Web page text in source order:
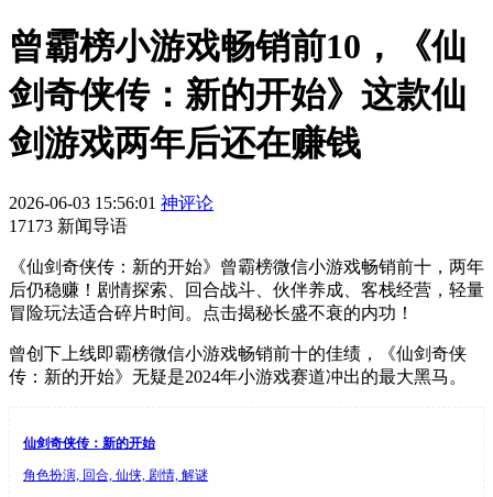
曾霸榜小游戏畅销前10，《仙
剑奇侠传：新的开始》这款仙
剑游戏两年后还在赚钱
2026-06-03 15:56:01 神评论
17173 新闻导语
《仙剑奇侠传：新的开始》曾霸榜微信小游戏畅销前十，两年
后仍稳赚！剧情探索、回合战斗、伙伴养成、客栈经营，轻量
冒险玩法适合碎片时间。点击揭秘长盛不衰的内功！
曾创下上线即霸榜微信小游戏畅销前十的佳绩，《仙剑奇侠
传：新的开始》无疑是2024年小游戏赛道冲出的最大黑马。
仙剑奇侠传：新的开始
角色扮演, 回合, 仙侠, 剧情, 解谜